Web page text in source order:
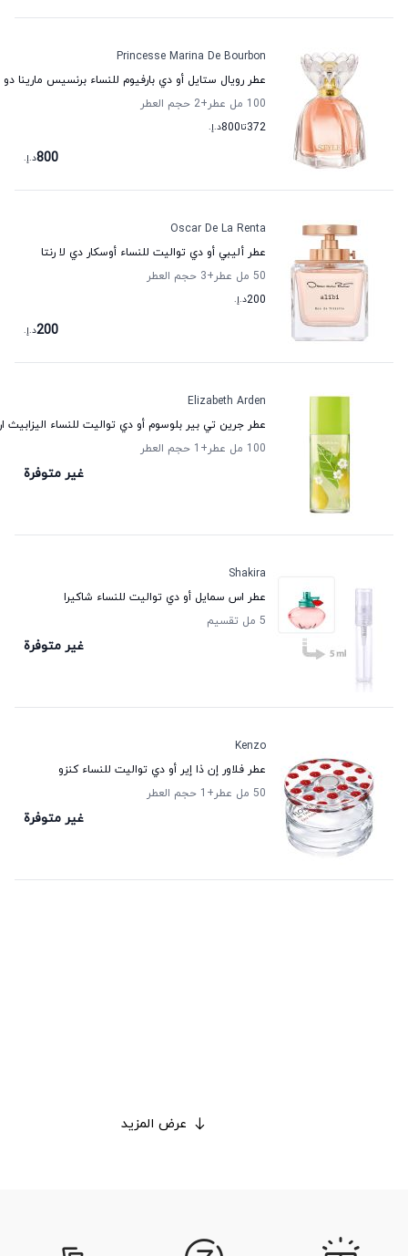
Princesse Marina De Bourbon
عطر رويال ستايل أو دي بارفيوم للنساء برنسيس مارينا دو
100 مل عطر
+2
حجم العطر
372تا800د.إ.
800د.إ.
Oscar De La Renta
عطر أليبي أو دي تواليت للنساء أوسكار دي لا رنتا
50 مل عطر
+3
حجم العطر
200د.إ.
200د.إ.
Elizabeth Arden
عطر جرين تي بير بلوسوم أو دي تواليت للنساء اليزابيث
100 مل عطر
+1 حجم العطر
غير متوفرة
Shakira
عطر اس سمايل أو دي تواليت للنساء شاكيرا
5 مل تقسيم
غير متوفرة
Kenzo
عطر فلاور إن ذا إير أو دي تواليت للنساء كنزو
50 مل عطر
+1 حجم العطر
غير متوفرة
عرض المزيد